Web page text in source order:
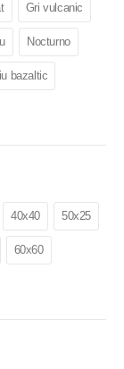
Gri vulcanic
Nocturno
bazaltic
40x40 50x25
60x60